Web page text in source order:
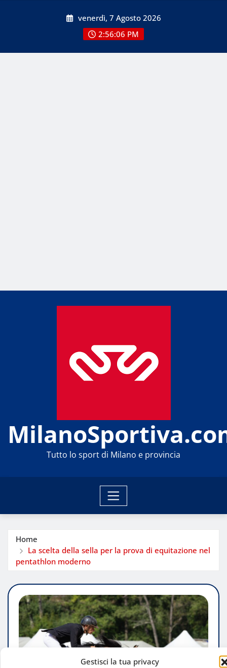
Gestisci la tua privacy
venerdì, 7 Agosto 2026
2:56:07 PM
Tutto lo sport di Milano e provincia
Home
La scelta della sella per la prova di equitazione nel
pentathlon moderno